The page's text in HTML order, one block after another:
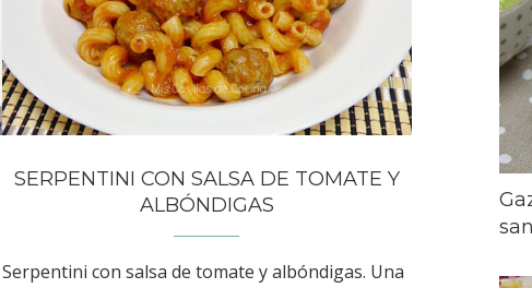
SERPENTINI CON SALSA DE TOMATE Y
ALBÓNDIGAS
Serpentini con salsa de tomate y albóndigas. Una